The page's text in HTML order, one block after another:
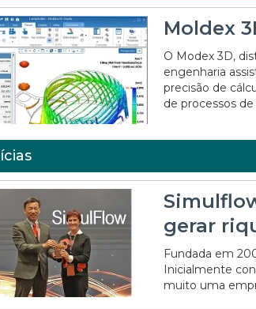
Moldex
O Modex 3D,
engenharia
precisão de
de processos
gerar
Fundada em
Inicialmente
muito uma